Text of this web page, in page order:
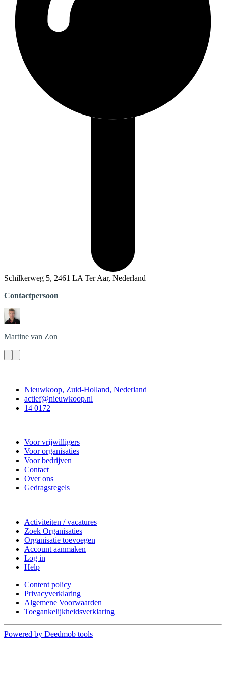
Schilkerweg 5, 2461 LA Ter Aar, Nederland
Contactpersoon
Martine van Zon
Nieuwkoop, Zuid-Holland, Nederland
actief@nieuwkoop.nl
14 0172
Voor vrijwilligers
Voor organisaties
Voor bedrijven
Contact
Over ons
Gedragsregels
Activiteiten / vacatures
Zoek Organisaties
Organisatie toevoegen
Account aanmaken
Log in
Help
Content policy
Privacyverklaring
Algemene Voorwaarden
Toegankelijkheidsverklaring
Powered by Deedmob tools